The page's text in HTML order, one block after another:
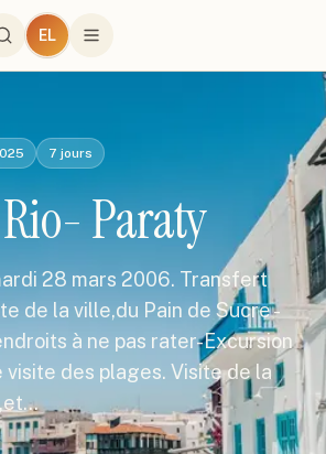
EL
7 jours
Paraty
28 mars 2006. Transfert
de la ville,du Pain de Sucre -
à ne pas rater-Excursion
visite des plages. Visite de la